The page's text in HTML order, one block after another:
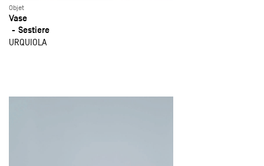
Objet
Vase
Sestiere
URQUIOLA